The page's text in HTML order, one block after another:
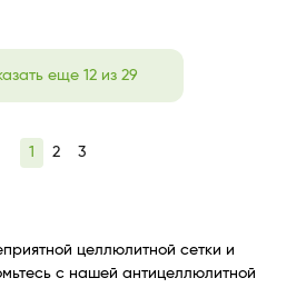
еще 12 из 29
1 2 3
целлюлитной сетки и
с нашей антицеллюлитной